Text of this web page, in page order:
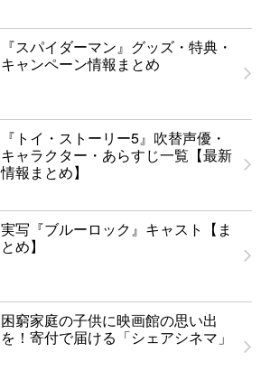
『スパイダーマン』グッズ・特典・
キャンペーン情報まとめ
『トイ・ストーリー5』吹替声優・
キャラクター・あらすじ一覧【最新
情報まとめ】
実写『ブルーロック』キャスト【ま
とめ】
困窮家庭の子供に映画館の思い出
を！寄付で届ける「シェアシネマ」